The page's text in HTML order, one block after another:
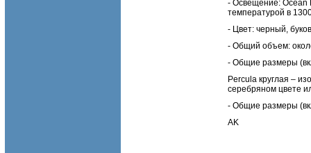
- Освещение: Ocean
температурой в
- Цвет: черный,
- Общий объем:
- Общие размеры
Percula круглая –
серебряном цвете
- Общие размеры
AK